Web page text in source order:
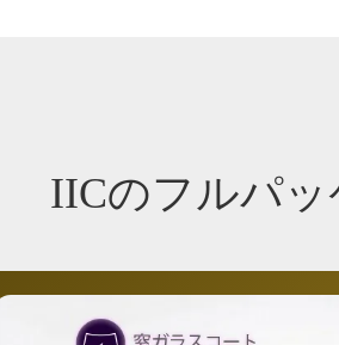
IICのフルパ